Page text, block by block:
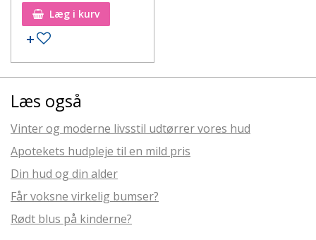
Læg i kurv
Læs også
Vinter og moderne livsstil udtørrer vores hud
Apotekets hudpleje til en mild pris
Din hud og din alder
Får voksne virkelig bumser?
Rødt blus på kinderne?